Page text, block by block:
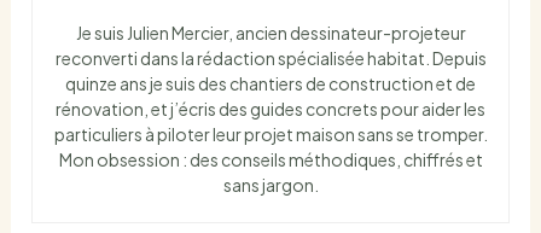
Je suis Julien Mercier, ancien dessinateur-projeteur
reconverti dans la rédaction spécialisée habitat. Depuis
quinze ans je suis des chantiers de construction et de
rénovation, et j’écris des guides concrets pour aider les
particuliers à piloter leur projet maison sans se tromper.
Mon obsession : des conseils méthodiques, chiffrés et
sans jargon.